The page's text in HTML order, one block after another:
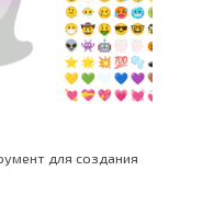
для создания